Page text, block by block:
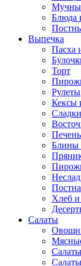
Блюда
Выпечка
Пасха
Торт
Рулеты
Кексы
Блины
Хлеб и
Салаты